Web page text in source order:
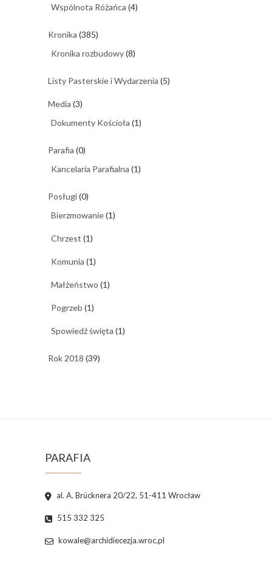
Wspólnota Różańca (4)
Kronika (385)
Kronika rozbudowy(8)
Listy Pasterskie i Wydarzenia (5)
Media (3)
Dokumenty Kościoła (1)
Parafia (0)
Kancelaria Parafialna (1)
Posługi(0)
Bierzmowanie(1)
Chrzest (1)
Komunia (1)
Małżeństwo (1)
Pogrzeb (1)
Spowiedź święta (1)
Rok 2018 (39)
PARAFIA
al. A. Brücknera 20/22, 51-411 Wrocław
515 332 325
kowale@archidiecezja.wroc.pl